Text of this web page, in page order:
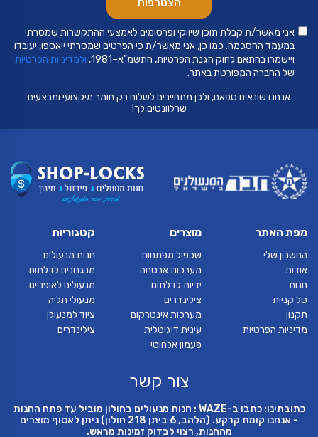
אני מאשר/ת קבלת תוכן שיווקי ופרסומים לאמצעי ההתקשרות שמסרתי
במעמד ההסכמה. כמו כן, אני מאשר/ת כי הפרטים שמסרתי ייאספו, יעובדו
ויישמרו בהתאם לחוק הגנת הפרטיות, התשמ"א–1981,
ולמדיניות הפרטיות
של החברה המפורטת באתר.
אנחנו שונאים ספאם, ולכן מתחייבים לשלוח רק חומר מיקצועי ומבצעים
שרלוונטים לך!
מפת האתר
החשבון שלי
אודות
חנות
סל קניות
תקנון
מדיניות הפרטיות
מוצרים
שכפול מפתחות
מערכות אבטחה
ידיות לדלתות
צילינדרים
מערכות אינטרקום
עינית דיגיטלית
פעמון אלחוטי
קטגוריות
חנות מנעולים
מנגנונים לדלתות
מנעולים לאופניים
מנעולי תליה
ציוד למנעולן
צילינדרים
צור קשר
כתובתינו: כתבו ב-WAZE : חנות מנעולים בחולון מוביל עד פתח החנות
- אנחנו קומת קרקע. (הלהב, 6 ביתן 218 חולון) ניתן לאסוף מוצרים
מהחנות, רצוי לבדוק זמינות מראש.